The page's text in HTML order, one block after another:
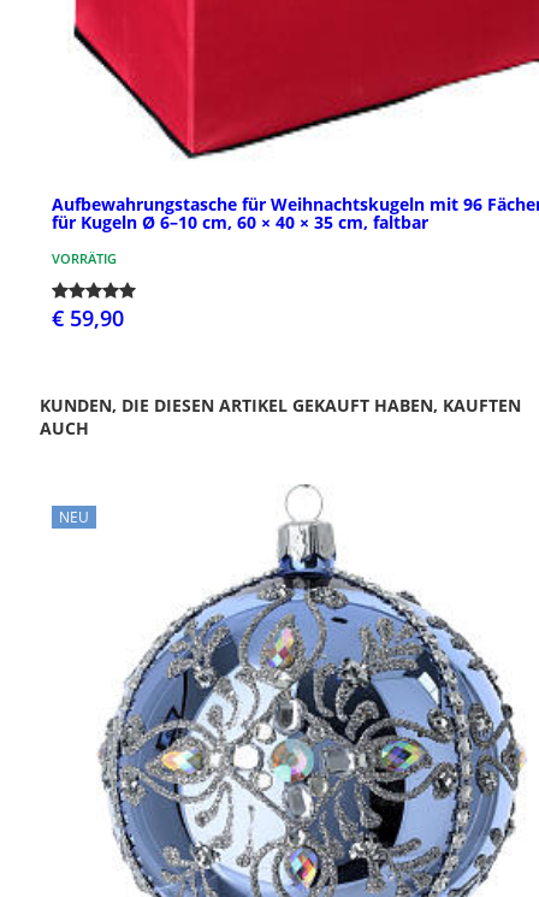
Aufbewahrungstasche für Weihnachtskugeln mit 96
für Kugeln Ø 6–10 cm, 60 × 40 × 35 cm, faltbar
VORRÄTIG
€ 59,90
KUNDEN, DIE DIESEN ARTIKEL GEKAUFT HABEN, KAUFTEN
AUCH
NEU